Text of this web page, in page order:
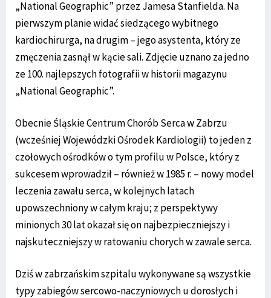
„National Geographic” przez Jamesa Stanfielda. Na
pierwszym planie widać siedzącego wybitnego
kardiochirurga, na drugim – jego asystenta, który ze
zmęczenia zasnął w kącie sali. Zdjęcie uznano za jedno
ze 100. najlepszych fotografii w historii magazynu
„National Geographic”.
Obecnie Śląskie Centrum Chorób Serca w Zabrzu
(wcześniej Wojewódzki Ośrodek Kardiologii) to jeden z
czołowych ośrodków o tym profilu w Polsce, który z
sukcesem wprowadził – również w 1985 r. – nowy model
leczenia zawału serca, w kolejnych latach
upowszechniony w całym kraju; z perspektywy
minionych 30 lat okazał się on najbezpieczniejszy i
najskuteczniejszy w ratowaniu chorych w zawale serca.
Dziś w zabrzańskim szpitalu wykonywane są wszystkie
typy zabiegów sercowo-naczyniowych u dorosłych i